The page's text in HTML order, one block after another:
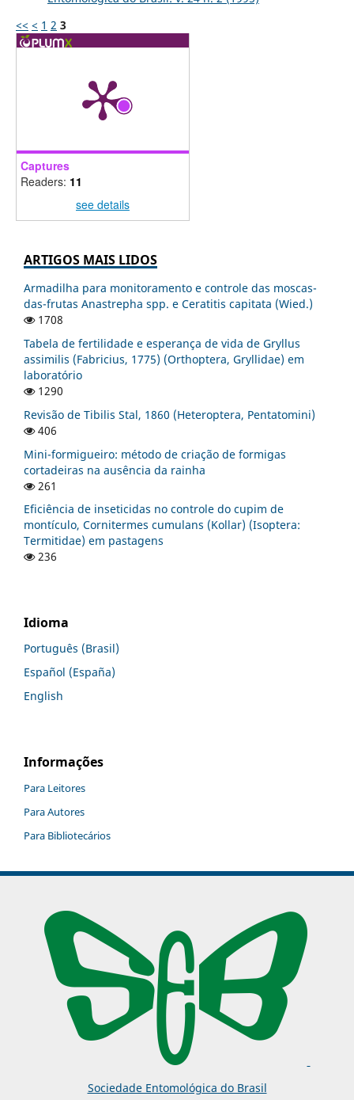
<< < 1 2 3
Captures
Readers: 11
see details
ARTIGOS MAIS LIDOS
Armadilha para monitoramento e controle das moscas-
das-frutas Anastrepha spp. e Ceratitis capitata (Wied.)
1708
Tabela de fertilidade e esperança de vida de Gryllus
assimilis (Fabricius, 1775) (Orthoptera, Gryllidae) em
laboratório
1290
Revisão de Tibilis Stal, 1860 (Heteroptera, Pentatomini)
406
Mini-formigueiro: método de criação de formigas
cortadeiras na ausência da rainha
261
Eficiência de inseticidas no controle do cupim de
montículo, Cornitermes cumulans (Kollar) (Isoptera:
Termitidae) em pastagens
236
Idioma
Português (Brasil)
Español (España)
English
Informações
Para Leitores
Para Autores
Para Bibliotecários
Sociedade Entomológica do Brasil